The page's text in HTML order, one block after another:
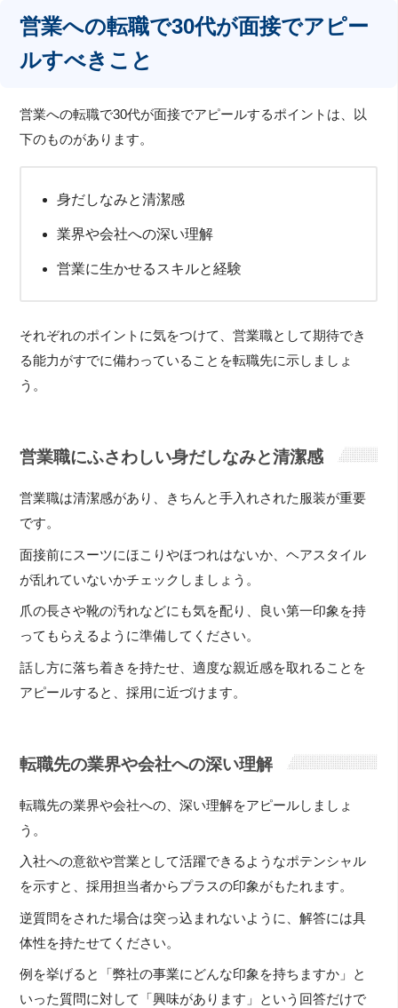
営業への転職で30代が面接でアピー
ルすべきこと
営業への転職で30代が面接でアピールするポイントは、以
下のものがあります。
身だしなみと清潔感
業界や会社への深い理解
営業に生かせるスキルと経験
それぞれのポイントに気をつけて、営業職として期待でき
る能力がすでに備わっていることを転職先に示しましょ
う。
営業職にふさわしい身だしなみと清潔感
営業職は清潔感があり、きちんと手入れされた服装が重要
です。
面接前にスーツにほこりやほつれはないか、ヘアスタイル
が乱れていないかチェックしましょう。
爪の長さや靴の汚れなどにも気を配り、良い第一印象を持
ってもらえるように準備してください。
話し方に落ち着きを持たせ、適度な親近感を取れることを
アピールすると、採用に近づけます。
転職先の業界や会社への深い理解
転職先の業界や会社への、深い理解をアピールしましょ
う。
入社への意欲や営業として活躍できるようなポテンシャル
を示すと、採用担当者からプラスの印象がもたれます。
逆質問をされた場合は突っ込まれないように、解答には具
体性を持たせてください。
例を挙げると「弊社の事業にどんな印象を持ちますか」と
いった質問に対して「興味があります」という回答だけで